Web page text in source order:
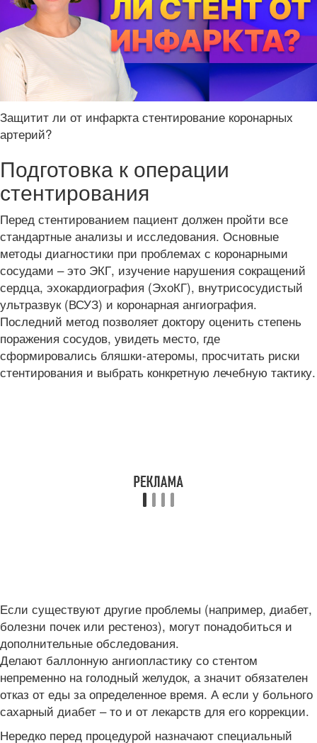
Защитит ли от инфаркта стентирование коронарных
артерий?
Подготовка к операции
стентирования
Перед стентированием пациент должен пройти все
стандартные анализы и исследования. Основные
методы диагностики при проблемах с коронарными
сосудами – это ЭКГ, изучение нарушения сокращений
сердца, эхокардиография (ЭхоКГ), внутрисосудистый
ультразвук (ВСУЗ) и коронарная ангиография.
Последний метод позволяет доктору оценить степень
поражения сосудов, увидеть место, где
сформировались бляшки-атеромы, просчитать риски
стентирования и выбрать конкретную лечебную тактику.
Если существуют другие проблемы (например, диабет,
болезни почек или рестеноз), могут понадобиться и
дополнительные обследования.
Делают баллонную ангиопластику со стентом
непременно на голодный желудок, а значит обязателен
отказ от еды за определенное время. А если у больного
сахарный диабет – то и от лекарств для его коррекции.
Нередко перед процедурой назначают специальный